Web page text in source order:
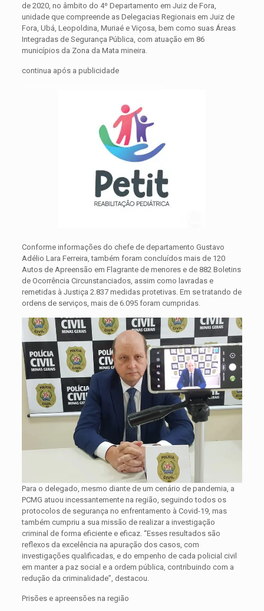
de 2020, no âmbito do 4º Departamento em Juiz de Fora,
unidade que compreende as Delegacias Regionais em Juiz de
Fora, Ubá, Leopoldina, Muriaé e Viçosa, bem como suas Áreas
Integradas de Segurança Pública, com atuação em 86
municípios da Zona da Mata mineira.
continua após a publicidade
Conforme informações do chefe de departamento Gustavo
Adélio Lara Ferreira, também foram concluídos mais de 120
Autos de Apreensão em Flagrante de menores e de 882 Boletins
de Ocorrência Circunstanciados, assim como lavradas e
remetidas à Justiça 2.837 medidas protetivas. Em se tratando de
ordens de serviços, mais de 6.095 foram cumpridas.
Para o delegado, mesmo diante de um cenário de pandemia, a
PCMG atuou incessantemente na região, seguindo todos os
protocolos de segurança no enfrentamento à Covid-19, mas
também cumpriu a sua missão de realizar a investigação
criminal de forma eficiente e eficaz. “Esses resultados são
reflexos da excelência na apuração dos casos, com
investigações qualificadas, e do empenho de cada policial civil
em manter a paz social e a ordem pública, contribuindo com a
redução da criminalidade”, destacou.
Prisões e apreensões na região